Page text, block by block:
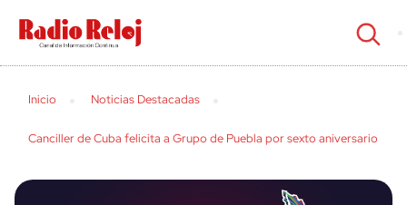
cerrar
Inicio Noticias Destacadas
Canciller de Cuba felicita a Grupo de Puebla por sexto aniversario